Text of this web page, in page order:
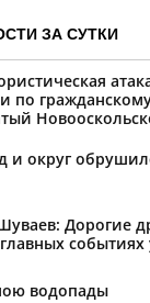
ЗА СУТКИ
по
и округ
Дорогие
водопады